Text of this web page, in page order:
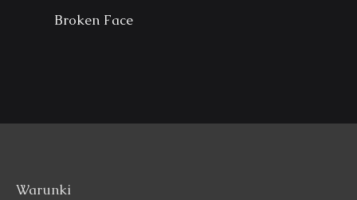
Broken Face
Warunki